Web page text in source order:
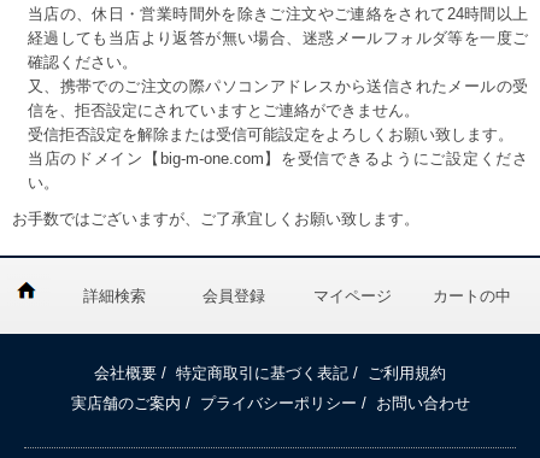
当店の、休日・営業時間外を除きご注文やご連絡をされて24時間以上
経過しても当店より返答が無い場合、迷惑メールフォルダ等を一度ご
確認ください。
又、携帯でのご注文の際パソコンアドレスから送信されたメールの受
信を、拒否設定にされていますとご連絡ができません。
受信拒否設定を解除または受信可能設定をよろしくお願い致します。
当店のドメイン【big-m-one.com】を受信できるようにご設定くださ
い。
お手数ではございますが、ご了承宜しくお願い致します。
詳細検索 会員登録 マイページ カートの中
会社概要 / 特定商取引に基づく表記 /
ご利用規約
実店舗のご案内 / プライバシーポリシー / お問い合わせ